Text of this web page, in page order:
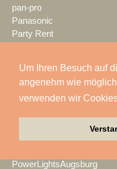
Um Ihren Besuch auf
angenehm wie
verwenden wir
pan-pro
Panasonic
Party Rent
perfect sound
Pico Interactive
PIK AG
PowerLightsAugsburg